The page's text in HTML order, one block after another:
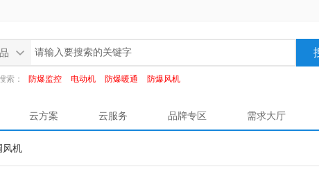
索： 防爆监控 电动机 防爆暖通 防爆风机
云方案 云服务 品牌专区 需求大厅
风机